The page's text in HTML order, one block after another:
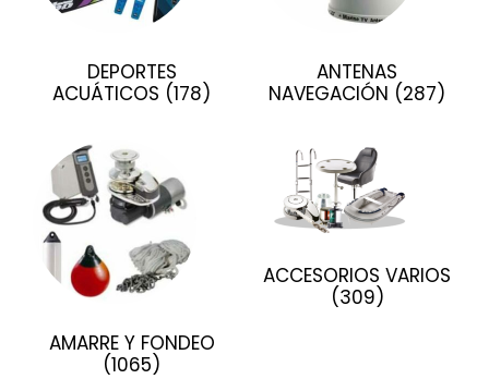
DEPORTES
ACUÁTICOS (178)
ANTENAS
NAVEGACIÓN (287)
AMARRE Y FONDEO
(1065)
ACCESORIOS VARIOS
(309)